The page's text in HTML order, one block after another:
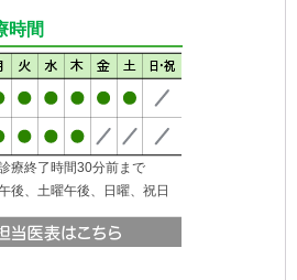
時間
療終了時間30分前まで
後、土曜午後、日曜、祝日